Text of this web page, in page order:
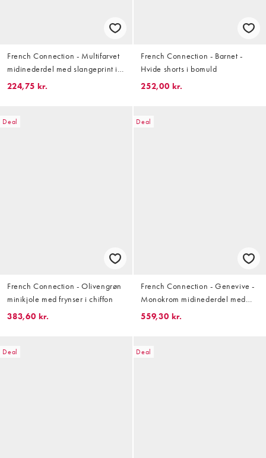
French Connection - Multifarvet
midinederdel med slangeprint i
PU
224,75 kr.
French Connection - Barnet -
Hvide shorts i bomuld
252,00 kr.
Deal
French Connection - Olivengrøn
minikjole med frynser i chiffon
383,60 kr.
Deal
French Connection - Genevive -
Monokrom midinederdel med
kontrasterende design i hør
559,30 kr.
Deal Deal